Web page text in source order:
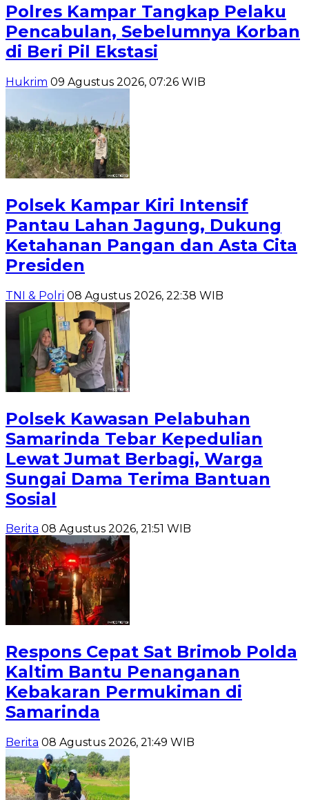
Polres Kampar Tangkap Pelaku
Pencabulan, Sebelumnya Korban
di Beri Pil Ekstasi
Hukrim 09 Agustus 2026, 07:26 WIB
Polsek Kampar Kiri Intensif
Pantau Lahan Jagung, Dukung
Ketahanan Pangan dan Asta Cita
Presiden
TNI & Polri 08 Agustus 2026, 22:38 WIB
Polsek Kawasan Pelabuhan
Samarinda Tebar Kepedulian
Lewat Jumat Berbagi, Warga
Sungai Dama Terima Bantuan
Sosial
Berita 08 Agustus 2026, 21:51 WIB
Respons Cepat Sat Brimob Polda
Kaltim Bantu Penanganan
Kebakaran Permukiman di
Samarinda
Berita 08 Agustus 2026, 21:49 WIB